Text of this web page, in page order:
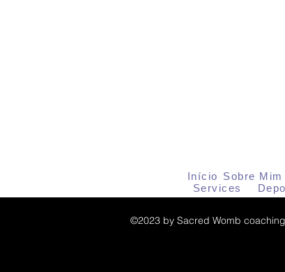
Início Sobre Mim
Services
©2023 by Sacred Womb coaching